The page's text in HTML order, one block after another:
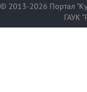
© 2013-2026 Портал
ГАУК